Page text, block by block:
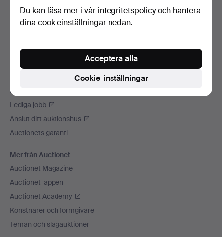
Betalningsalternativ
Vi skickar med
Auctionet
Press
Lediga jobb
Anslut ditt auktionshus
Auctionets garanti
Mer från Auctionet
Auctionet Magazine
Auctionet-appen
Auctionet Academy
Konstnärer och formgivare
Teman och slagauktioner
Du kan läsa mer i vår integritetspolicyoch hantera
dina cookieinställningar nedan.
Cookie-inställningar
Acceptera alla